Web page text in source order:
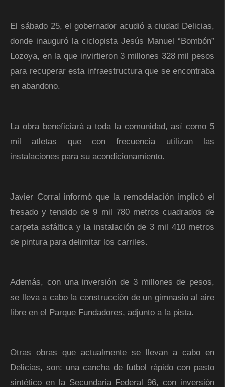
El sábado 25, el gobernador acudió a ciudad Delicias,
donde inauguró la ciclopista Jesús Manuel “Bombón”
Lozoya, en la que invirtieron 3 millones 328 mil pesos
para recuperar esta infraestructura que se encontraba
en abandono.
La obra beneficiará a toda la comunidad, así como 5
mil atletas que con frecuencia utilizan las
instalaciones para su acondicionamiento.
Javier Corral informó que la remodelación implicó el
fresado y tendido de 9 mil 780 metros cuadrados de
carpeta asfáltica y la instalación de 3 mil 410 metros
de pintura para delimitar los carriles.
Además, con una inversión de 3 millones de pesos,
se lleva a cabo la construcción de un gimnasio al aire
libre en el Parque Fundadores, adjunto a la pista.
Otras obras que actualmente se llevan a cabo en
Delicias, son: una cancha de futbol rápido con pasto
sintético en la Secundaria Federal 96, con inversión